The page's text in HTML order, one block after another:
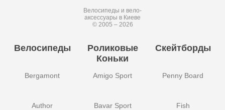
Велосипеды и вело-
аксессуары в Киеве
© 2005 – 2026
Велосипеды
Bergamont
Author
Роликовые
Коньки
Amigo Sport
Bavar Sport
Скейтборды
Penny Board
Fish